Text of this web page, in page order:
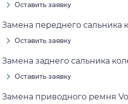
Оставить заявку
Замена переднего сальника
Оставить заявку
Замена заднего сальника
Оставить заявку
Замена приводного ремня